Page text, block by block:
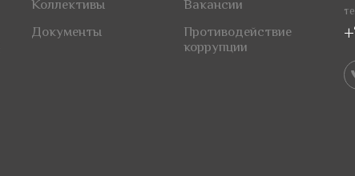
Коллективы
Вакансии
Документы
Противодействие
коррупции